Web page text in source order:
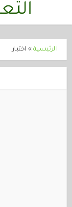
الرئيسية » اختبار